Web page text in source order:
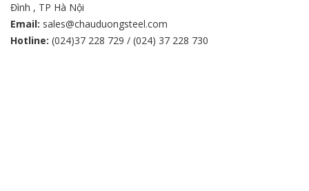
Đình , TP Hà Nội
Email: sales@chauduongsteel.com
Hotline: (024)37 228 729 / (024) 37 228 730